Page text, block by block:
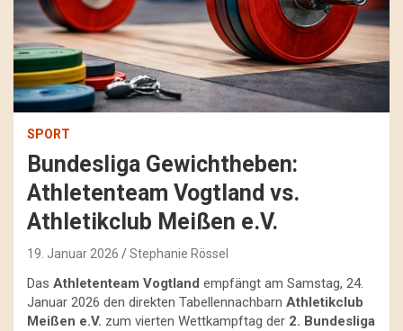
SPORT
Bundesliga Gewichtheben:
Athletenteam Vogtland vs.
Athletikclub Meißen e.V.
19. Januar 2026 Stephanie Rössel
Das Athletenteam Vogtland empfängt am Samstag, 24.
Januar 2026 den direkten Tabellennachbarn Athletikclub
Meißen e.V. zum vierten Wettkampftag der 2. Bundesliga